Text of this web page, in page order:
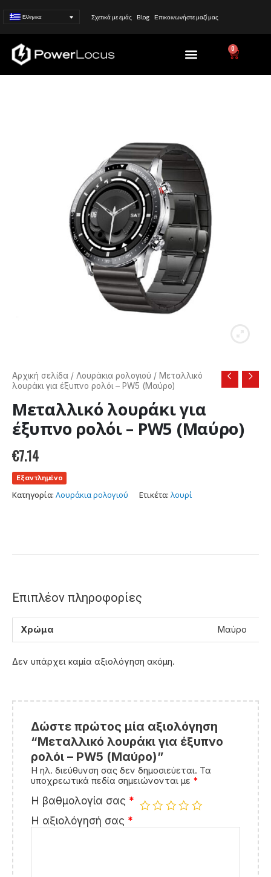
Ελληνικα Σχετικά με εμάς Blog Επικοινωνήστε μαζί μας
Menu 0 Cart
Αρχική σελίδα / Λουράκια ρολογιού / Μεταλλικό
λουράκι για έξυπνο ρολόι – PW5 (Μαύρο)
Μεταλλικό λουράκι για
έξυπνο ρολόι – PW5 (Μαύρο)
€7.14
Εξαντλημένο
Κατηγορία: Λουράκια ρολογιού Ετικέτα: λουρί
Επιπλέον πληροφορίες
Χρώμα Μαύρο
Δεν υπάρχει καμία αξιολόγηση ακόμη.
Δώστε πρώτος μία αξιολόγηση
“Μεταλλικό λουράκι για έξυπνο
ρολόι – PW5 (Μαύρο)”
Η ηλ. διεύθυνση σας δεν δημοσιεύεται. Τα
υποχρεωτικά πεδία σημειώνονται με *
Η βαθμολογία σας *
Η αξιολόγησή σας *